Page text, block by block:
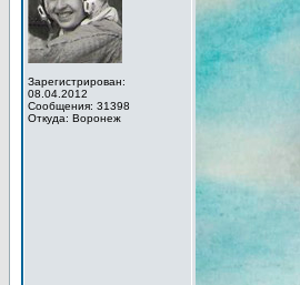
Зарегистрирован:
08.04.2012
Сообщения: 31398
Откуда: Воронеж